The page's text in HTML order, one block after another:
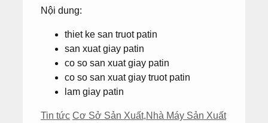
Nội dung:
thiet ke san truot patin
san xuat giay patin
co so san xuat giay patin
co so san xuat giay truot patin
lam giay patin
Danh
Tin tức Thẻ
Cơ Sở Sản Xuất,Nhà Máy Sản Xuất